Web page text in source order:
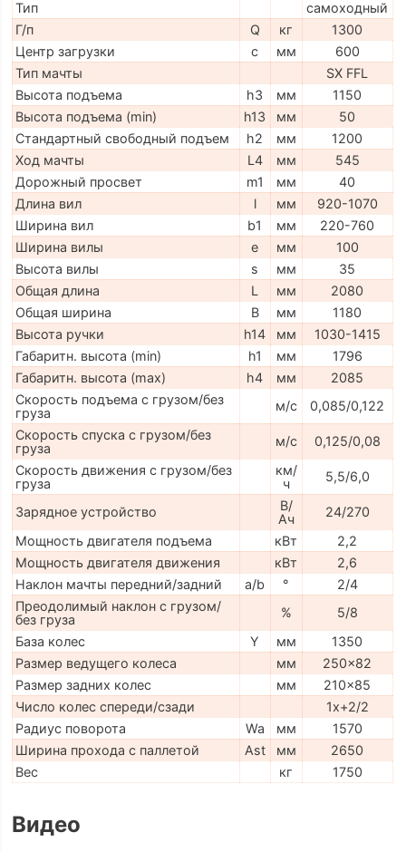
Тип
самоходный
Г/п
Q кг
1300
Центр загрузки
c мм
600
Тип мачты
SX FFL
Высота подъема
h3 мм
1150
Высота подъема (min)
h13 мм
50
Стандартный свободный подъем
h2 мм
1200
Ход мачты
L4 мм
545
Дорожный просвет
m1 мм
40
Длина вил
l мм
920-1070
Ширина вил
b1 мм
220-760
Ширина вилы
e мм
100
Высота вилы
s мм
35
Общая длина
L мм
2080
Общая ширина
B мм
1180
Высота ручки
h14 мм
1030-1415
Габаритн. высота (min)
h1 мм
1796
Габаритн. высота (max)
h4 мм
2085
Скорость подъема с грузом/без
груза
м/с
0,085/0,122
Скорость спуска с грузом/без
груза
м/с
0,125/0,08
Скорость движения с грузом/без
груза
км/
ч
5,5/6,0
Зарядное устройство
В/
Ач
24/270
Мощность двигателя подъема
кВт
2,2
Мощность двигателя движения
кВт
2,6
Наклон мачты передний/задний
a/b °
2/4
Преодолимый наклон с грузом/
без груза
%
5/8
База колес
Y мм
1350
Размер ведущего колеса
мм
250x82
Размер задних колес
мм
210x85
Число колес спереди/сзади
1x+2/2
Радиус поворота
Wa мм
1570
Ширина прохода с паллетой
Ast мм
2650
Вес
кг 1750
Видео